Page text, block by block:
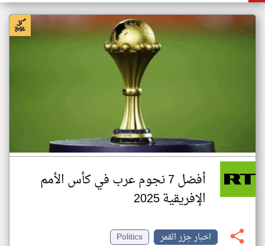
أفضل 7 نجوم عرب في كأس الأمم
الإفريقية 2025
اخبار جزر القمر
Politics